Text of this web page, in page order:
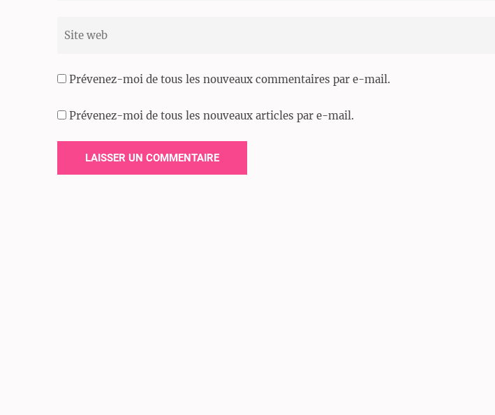
Prévenez-moi de tous les nouveaux commentaires par e-mail.
Prévenez-moi de tous les nouveaux articles par e-mail.